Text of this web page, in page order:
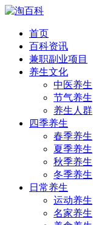
首页
百科资讯
兼职副业项目
养生文化
中医养生
节气养生
养生人群
四季养生
春季养生
夏季养生
秋季养生
冬季养生
日常养生
运动养生
名家养生